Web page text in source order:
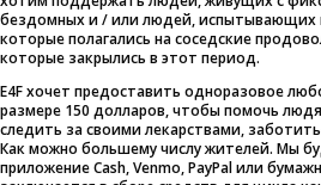
бездомных и / или людей, испытывающих
которые полагались на соседские
которые закрылись в этот период.
E4F хочет предоставить одноразовое
размере 150 долларов, чтобы помочь
следить за своими лекарствами,
Как можно большему числу жителей. Мы
приложение Cash, Venmo, PayPal или